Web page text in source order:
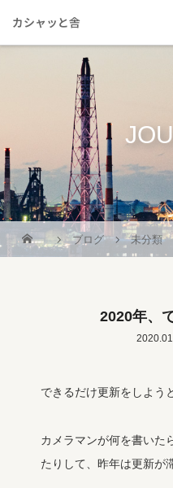
カシャッと舎
ブログ 未分類
2020年、
できるだけ更新をしよう
カメラマンが何を書いた
たりして、昨年は更新が